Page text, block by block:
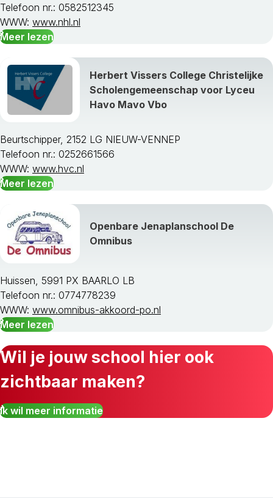
Telefoon nr.: 0582512345
WWW: www.nhl.nl
Meer lezen
Herbert Vissers College Christelijke
Scholengemeenschap voor Lyceu
Havo Mavo Vbo
Beurtschipper, 2152 LG NIEUW-VENNEP
Telefoon nr.: 0252661566
WWW: www.hvc.nl
Meer lezen
Openbare Jenaplanschool De
Omnibus
Huissen, 5991 PX BAARLO LB
Telefoon nr.: 0774778239
WWW: www.omnibus-akkoord-po.nl
Meer lezen
Wil je jouw school hier ook
zichtbaar maken?
Ik wil meer informatie